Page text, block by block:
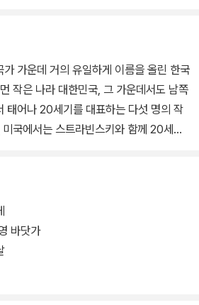
가운데 거의 유일하게 이름을 올린 한국
작은 나라 대한민국, 그 가운데서도 남쪽
태어나 20세기를 대표하는 다섯 명의 작
국에서는 스트라빈스키와 함께 20세기
주는 파도 소리, 물새 소리, 뱃고동 소리를
윤이상은 세상 모든 소리를 음악으로
되겠다고 다짐한다. 윤이상은 아버지의
가출까지 하며 서울과 일본을 오간다.
서도 작곡에 대한 열정을 포기할 수 없었
바닷가